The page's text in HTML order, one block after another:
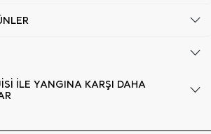
İLE YANGINA KARŞI DAHA